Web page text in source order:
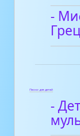
-
Песни для детей
-